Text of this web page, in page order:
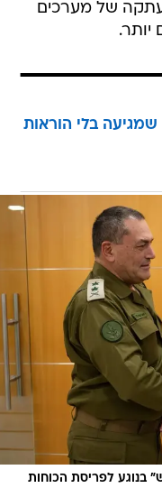
של מערכים
יותר.
בלי הוראות
בנוגע לפריסת הכוחות